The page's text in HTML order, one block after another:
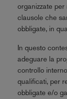
organizzate
clausole che
obbligate, in
In questo
adeguare la
controllo
qualificati, per
obbligate e/o